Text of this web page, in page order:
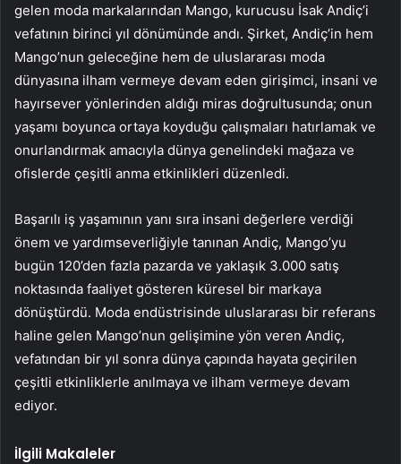
gelen moda markalarından Mango, kurucusu İsak Andiç’i
vefatının birinci yıl dönümünde andı. Şirket, Andiç’in hem
Mango’nun geleceğine hem de uluslararası moda
dünyasına ilham vermeye devam eden girişimci, insani ve
hayırsever yönlerinden aldığı miras doğrultusunda; onun
yaşamı boyunca ortaya koyduğu çalışmaları hatırlamak ve
onurlandırmak amacıyla dünya genelindeki mağaza ve
ofislerde çeşitli anma etkinlikleri düzenledi.
Başarılı iş yaşamının yanı sıra insani değerlere verdiği
önem ve yardımseverliğiyle tanınan Andiç, Mango’yu
bugün 120’den fazla pazarda ve yaklaşık 3.000 satış
noktasında faaliyet gösteren küresel bir markaya
dönüştürdü. Moda endüstrisinde uluslararası bir referans
haline gelen Mango’nun gelişimine yön veren Andiç,
vefatından bir yıl sonra dünya çapında hayata geçirilen
çeşitli etkinliklerle anılmaya ve ilham vermeye devam
ediyor.
İlgili Makaleler